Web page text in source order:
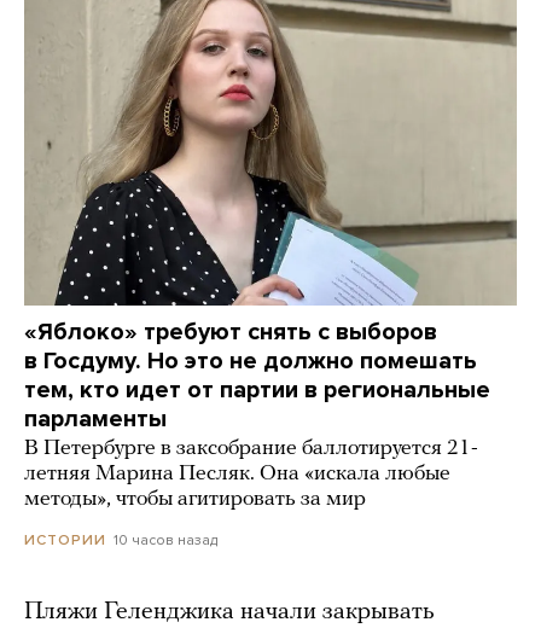
«Яблоко» требуют снять с выборов
в Госдуму. Но это не должно помешать
тем, кто идет от партии в региональные
парламенты
В Петербурге в заксобрание баллотируется 21-
летняя Марина Песляк. Она «искала любые
методы», чтобы агитировать за мир
ИСТОРИИ 10 часов назад
Пляжи Геленджика начали закрывать